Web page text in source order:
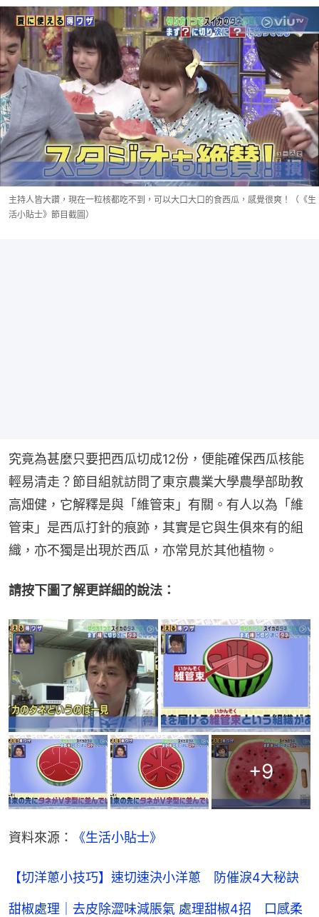
主持人皆大讚，現在一粒核都吃不到，可以大口大口的食西瓜，感覺很爽！（《生
活小貼士》節目截圖）
究竟為甚麼只要把西瓜切成12份，便能確保西瓜核能
輕易清走？節目組就訪問了東京農業大學農學部助教
高畑健，它解釋是與「維管束」有關。有人以為「維
管束」是西瓜打針的痕跡，其實是它與生俱來有的組
織，亦不獨是出現於西瓜，亦常見於其他植物。
請按下圖了解更詳細的說法：
+9
資料來源： 《生活小貼士》
【切洋蔥小技巧】速切速決小洋蔥 防催淚4大秘訣
甜椒處理｜去皮除澀味減脹氣 處理甜椒4招 口感柔